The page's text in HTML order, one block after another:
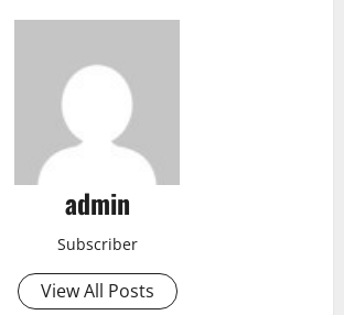
admin
Subscriber
View All Posts